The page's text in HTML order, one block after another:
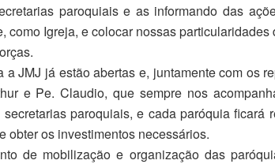
paroquiais e as informando das
como Igreja, e colocar nossas
a JMJ já estão abertas e, juntamente com os
e Pe. Claudio, que sempre nos
paroquiais, e cada paróquia ficará
obter os investimentos necessários.
de mobilização e organização das